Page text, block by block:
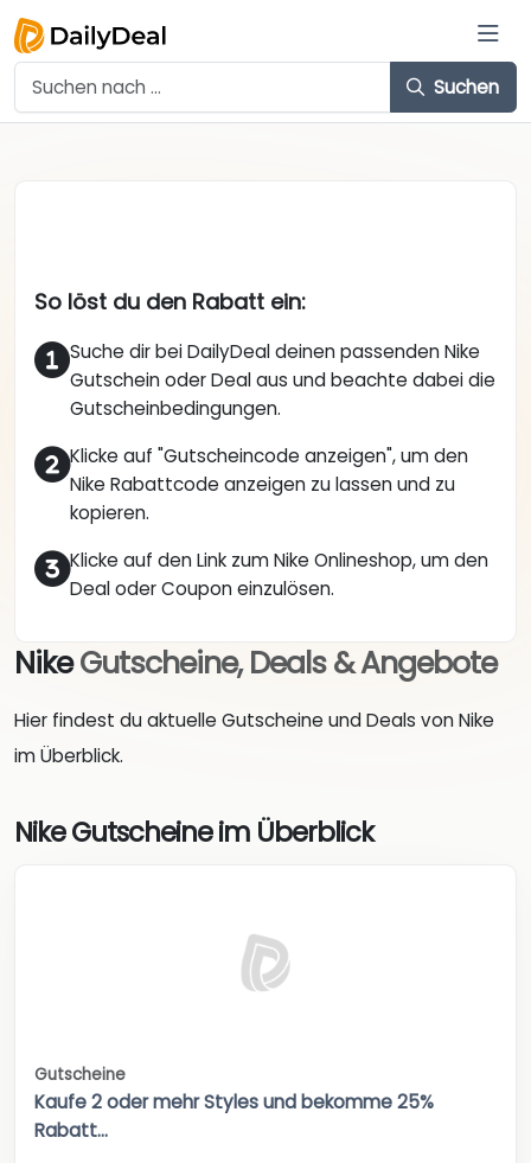
Suchen
So löst du den Rabatt ein:
Suche dir bei DailyDeal deinen passenden Nike
Gutschein oder Deal aus und beachte dabei die
Gutscheinbedingungen.
Klicke auf "Gutscheincode anzeigen", um den
Nike Rabattcode anzeigen zu lassen und zu
kopieren.
Klicke auf den Link zum Nike Onlineshop, um den
Deal oder Coupon einzulösen.
NikeGutscheine, Deals & Angebote
Hier findest du aktuelle Gutscheine und Deals von Nike
im Überblick.
Nike Gutscheine im Überblick
Gutscheine
Kaufe 2 oder mehr Styles und bekomme 25%
Rabatt...